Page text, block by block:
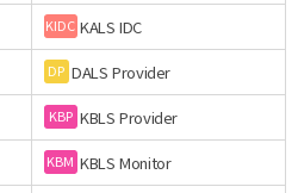
KIDC KALS IDC
DP DALS Provider
KBP KBLS Provider
KBM KBLS Monitor